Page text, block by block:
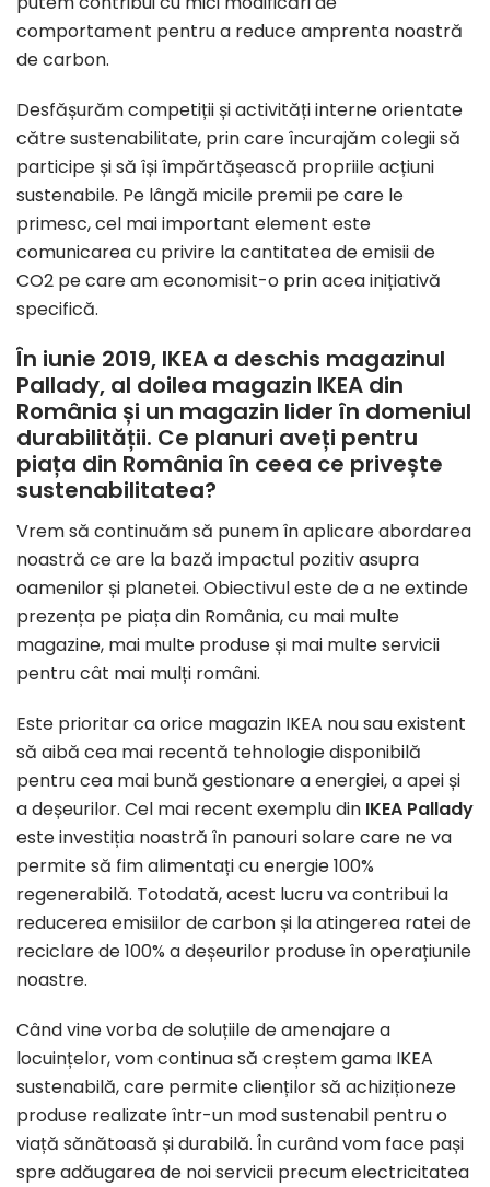
comportament pentru a reduce amprenta noastră
de carbon.
Desfășurăm competiții și activități interne orientate
către sustenabilitate, prin care încurajăm colegii să
participe și să își împărtășească propriile acțiuni
sustenabile. Pe lângă micile premii pe care le
primesc, cel mai important element este
comunicarea cu privire la cantitatea de emisii de
CO2 pe care am economisit-o prin acea inițiativă
specifică.
În iunie 2019, IKEA a deschis magazinul
Pallady, al doilea magazin IKEA din
România și un magazin lider în domeniul
durabilității. Ce planuri aveți pentru
piața din România în ceea ce privește
sustenabilitatea?
Vrem să continuăm să punem în aplicare abordarea
noastră ce are la bază impactul pozitiv asupra
oamenilor și planetei. Obiectivul este de a ne extinde
prezența pe piața din România, cu mai multe
magazine, mai multe produse și mai multe servicii
pentru cât mai mulți români.
Este prioritar ca orice magazin IKEA nou sau existent
să aibă cea mai recentă tehnologie disponibilă
pentru cea mai bună gestionare a energiei, a apei și
a deșeurilor. Cel mai recent exemplu din IKEA Pallady
este investiția noastră în panouri solare care ne va
permite să fim alimentați cu energie 100%
regenerabilă. Totodată, acest lucru va contribui la
reducerea emisiilor de carbon și la atingerea ratei de
reciclare de 100% a deșeurilor produse în operațiunile
noastre.
Când vine vorba de soluțiile de amenajare a
locuințelor, vom continua să creștem gama IKEA
sustenabilă, care permite clienților să achiziționeze
produse realizate într-un mod sustenabil pentru o
viață sănătoasă și durabilă. În curând vom face pași
spre adăugarea de noi servicii precum electricitatea